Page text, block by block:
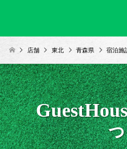
店舗 東北 青森県 宿泊施